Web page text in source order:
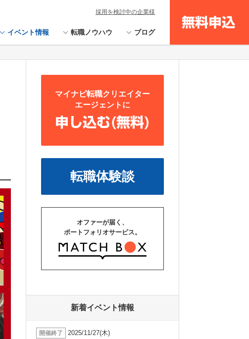
イベント情報 転職ノウハウ ブログ
無料申込
採用を検討中の企業様
マイナビ転職クリエイター
エージェントに
申し込む(無料)
転職体験談
オファーが届く、
ポートフォリオサービス。
新着イベント情報
開催終了
2025/11/27(木)